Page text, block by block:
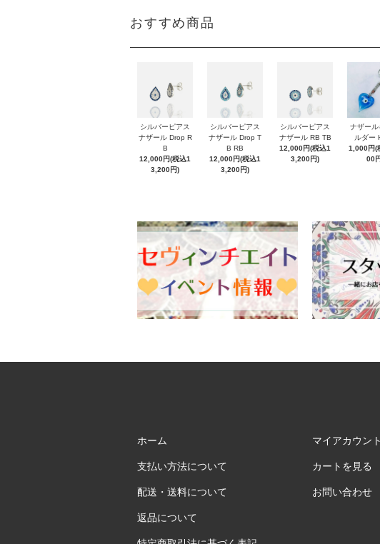
おすすめ商品
シルバーピアス
ナザール Drop R
B
12,000円(税込1
3,200円)
シルバーピアス
ナザール Drop T
B RB
12,000円(税込1
3,200円)
シルバーピアス
ナザール RB TB
12,000円(税込1
3,200円)
ナザール
ルダー
1,000円(
00
ホーム
支払い方法について
配送・送料について
返品について
マイアカウント
カートを見る
お問い合わせ